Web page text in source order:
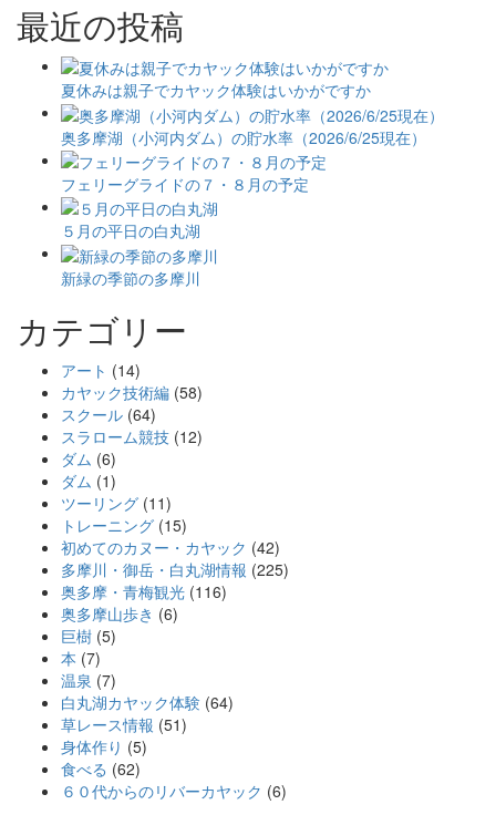
最近の投稿
夏休みは親子でカヤック体験はいかがですか
奥多摩湖（小河内ダム）の貯水率（2026/6/25現在）
フェリーグライドの７・８月の予定
５月の平日の白丸湖
新緑の季節の多摩川
カテゴリー
アート (14)
カヤック技術編 (58)
スクール (64)
スラローム競技 (12)
ダム (6)
ダム (1)
ツーリング (11)
トレーニング (15)
初めてのカヌー・カヤック (42)
多摩川・御岳・白丸湖情報 (225)
奥多摩・青梅観光 (116)
奥多摩山歩き (6)
巨樹 (5)
本 (7)
温泉 (7)
白丸湖カヤック体験 (64)
草レース情報 (51)
身体作り (5)
食べる (62)
６０代からのリバーカヤック (6)